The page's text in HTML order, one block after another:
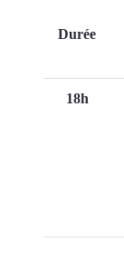
Durée
18h